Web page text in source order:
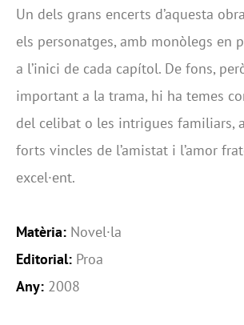
Un dels grans encerts d’aquesta
els personatges, amb monòlegs en
a l’inici de cada capítol. De fons,
important a la trama, hi ha temes
del celibat o les intrigues familiars,
forts vincles de l’amistat i l’amor
excel·ent.
Matèria: Novel·la
Editorial: Proa
Any: 2008